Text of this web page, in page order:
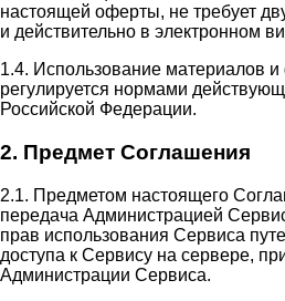
настоящей оферты, не требует
и действительно в электронном
1.4. Использование материалов
регулируется нормами
Российской Федерации.
2. Предмет Соглашения
2.1. Предметом настоящего
передача Администрацией
прав использования Сервиса
доступа к Сервису на сервере,
Администрации Сервиса.